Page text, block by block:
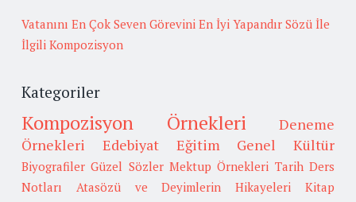
Vatanını En Çok Seven Görevini En İyi Yapandır Sözü İle
İlgili Kompozisyon
Kategoriler
Kompozisyon Örnekleri
Deneme
Örnekleri
Edebiyat Eğitim Genel Kültür
Biyografiler Güzel Sözler Mektup Örnekleri Tarih Ders
Notları
Atasözü ve Deyimlerin Hikayeleri
Kitap